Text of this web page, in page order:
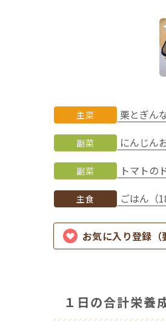
主菜 栗とぎん
副菜 にんじん
副菜 トマトの
主食 ごはん（
お気に入り登録（
１日の合計栄養